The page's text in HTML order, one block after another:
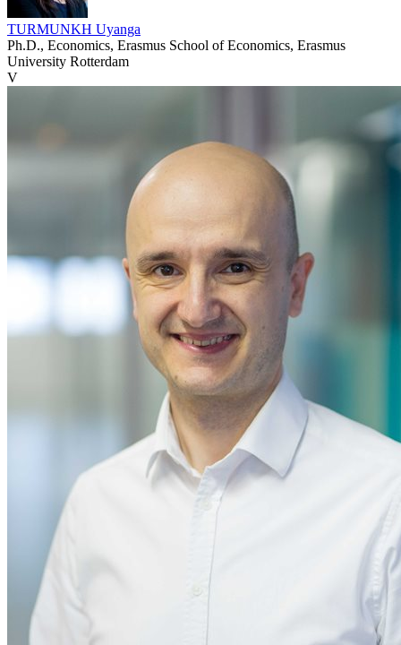
TURMUNKH Uyanga
Ph.D., Economics, Erasmus School of Economics, Erasmus
University Rotterdam
V